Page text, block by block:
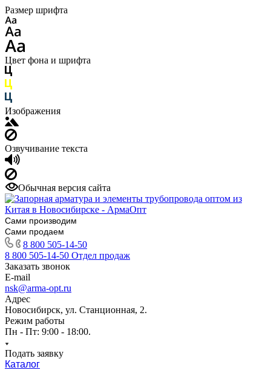
Размер шрифта
Цвет фона и шрифта
Изображения
Озвучивание текста
Обычная версия сайта
Сами производим
Сами продаем
8 800 505-14-50
8 800 505-14-50 Отдел продаж
Заказать звонок
E-mail
nsk@arma-opt.ru
Адрес
Новосибирск, ул. Станционная, 2.
Режим работы
Пн - Пт: 9:00 - 18:00.
Подать заявку
Каталог